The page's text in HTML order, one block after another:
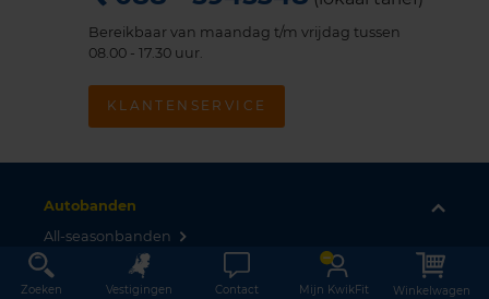
Bereikbaar van maandag t/m vrijdag tussen
08.00 - 17.30 uur.
KLANTENSERVICE
Autobanden
All-seasonbanden
Zomerbanden
Winterbanden
Zoeken Vestigingen Contact Mijn KwikFit Winkelwagen